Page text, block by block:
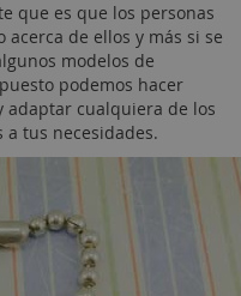
que es que los personas
de ellos y más si se
modelos de
podemos hacer
adaptar cualquiera de los
a tus necesidades.